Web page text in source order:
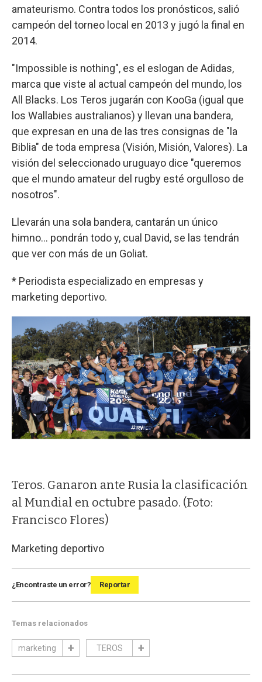
amateurismo. Contra todos los pronósticos, salió
campeón del torneo local en 2013 y jugó la final en
2014.
"Impossible is nothing", es el eslogan de Adidas,
marca que viste al actual campeón del mundo, los
All Blacks. Los Teros jugarán con KooGa (igual que
los Wallabies australianos) y llevan una bandera,
que expresan en una de las tres consignas de "la
Biblia" de toda empresa (Visión, Misión, Valores). La
visión del seleccionado uruguayo dice "queremos
que el mundo amateur del rugby esté orgulloso de
nosotros".
Llevarán una sola bandera, cantarán un único
himno… pondrán todo y, cual David, se las tendrán
que ver con más de un Goliat.
* Periodista especializado en empresas y
marketing deportivo.
Teros. Ganaron ante Rusia la clasificación
al Mundial en octubre pasado. (Foto:
Francisco Flores)
Marketing deportivo
¿Encontraste un error? Reportar
Temas relacionados
marketing TEROS